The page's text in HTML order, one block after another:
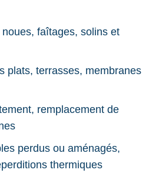
faîtages, solins et
plats, terrasses, membranes
remplacement de
perdus ou aménagés,
thermiques